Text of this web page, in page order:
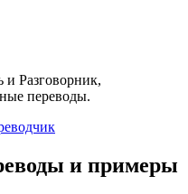
и Разговорник,
переводы.
и примеры